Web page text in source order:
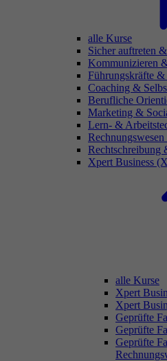
alle Kurse
Sicher auftreten
Kommunizieren
Führungskräfte &
Coaching &
Berufliche
Marketing &
Lern- &
Rechtschreibung
Xpert Business
alle Kurse
Xpert
Xpert
Geprüfte
Geprüfte
Geprüfte